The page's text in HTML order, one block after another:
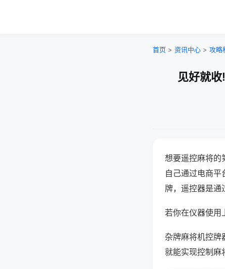
首页 > 资讯中心 > 攻略
见好就
想要遥控麻将的
自己通过电商
牌，遥控器是通
若你在仪器使用
杂牌麻将机控牌
就能实现控制麻